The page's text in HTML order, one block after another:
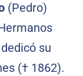
(Pedro)
su
(† 1862).